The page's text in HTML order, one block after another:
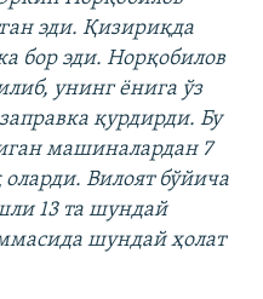
эди. Қизириқда
бор эди. Норқобилов
унинг ёнига ўз
қурдирди. Бу
машиналардан 7
Вилоят бўйича
13 та шундай
шундай ҳолат